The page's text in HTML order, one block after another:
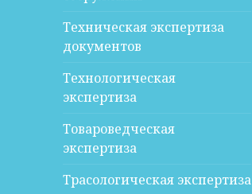
Техническая экспертиза
документов
Технологическая
экспертиза
Товароведческая
экспертиза
Трасологическая экспертиза